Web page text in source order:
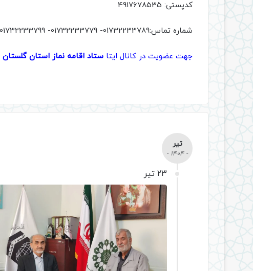
کدپستی: 4917678535
شماره تماس:01732233789- 01732233779- 01732233799
جهت عضویت در کانال ایتا ستاد اقامه نماز استان گلستان
تیر
- 1404 -
23 تیر